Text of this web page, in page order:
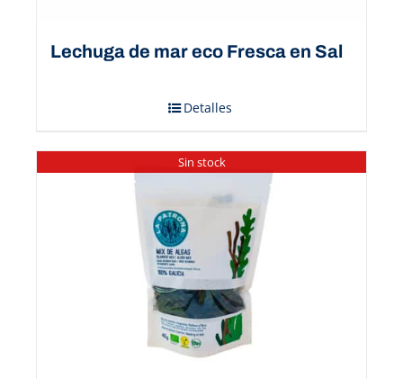
Lechuga de mar eco Fresca en Sal
Detalles
Sin stock